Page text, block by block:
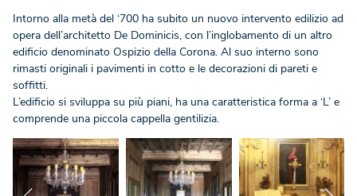
Intorno alla metà del ‘700 ha subito un nuovo intervento edilizio ad
opera dell’architetto De Dominicis, con l’inglobamento di un altro
edificio denominato Ospizio della Corona. Al suo interno sono
rimasti originali i pavimenti in cotto e le decorazioni di pareti e
soffitti.
L’edificio si sviluppa su più piani, ha una caratteristica forma a ‘L’ e
comprende una piccola cappella gentilizia.